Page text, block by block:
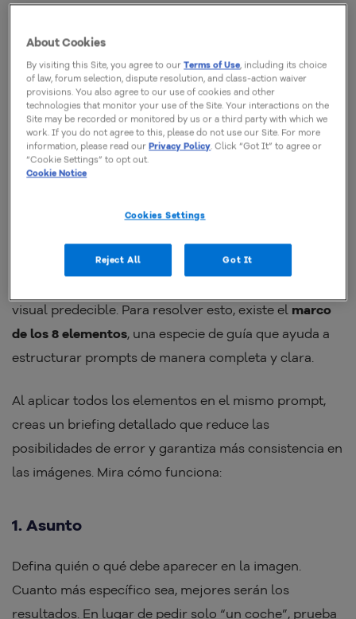
tan importantes. Funcionan como un
creativo:cuanto más específico y organizado, más
predecible y consistente será el resultado. Además,
dominar esta habilidad significa ahorrar tiempo,
reducir costos con ediciones manuales y dar mucho
más escala para campañas y proyectos visuales.
EL Framework de los 8 elementos
Uno de los mayores desafíos al generar imágenes con
visual predecible. Para resolver esto, existe el marco
de los 8 elementos, una especie de guía que ayuda a
estructurar prompts de manera completa y clara.
Al aplicar todos los elementos en el mismo prompt,
creas un briefing detallado que reduce las
posibilidades de error y garantiza más consistencia en
las imágenes. Mira cómo funciona:
1. Asunto
Defina quién o qué debe aparecer en la imagen.
Cuanto más específico sea, mejores serán los
resultados. En lugar de pedir solo “un coche”, prueba
About Cookies
By visiting this Site, you agree to ourTerms of Use, including its choice
of law, forum selection, dispute resolution, and class-action waiver
provisions. You also agree to our use of cookies and other
technologies that monitor your use of the Site. Your interactions on the
Site may be recorded or monitored by us or a third party with which we
work. If you do not agree to this, please do not use our Site. For more
information, please read ourPrivacy Policy. Click “Got It” to agree or
“Cookie Settings” to opt out.
Cookie Notice
Cookies Settings
Reject All Got It